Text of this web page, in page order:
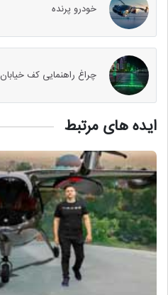
خودرو پرنده
چراغ راهنمایی کف خیابان
ایده های مرتبط